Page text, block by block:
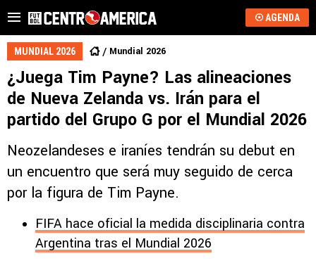
AGENDA
MUNDIAL 2026 Mundial 2026
¿Juega Tim Payne? Las alineaciones
de Nueva Zelanda vs. Irán para el
partido del Grupo G por el Mundial 2026
Neozelandeses e iraníes tendrán su debut en
un encuentro que será muy seguido de cerca
por la figura de Tim Payne.
FIFA hace oficial la medida disciplinaria contra
Argentina tras el Mundial 2026